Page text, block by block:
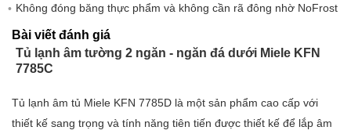
Ngăn đá
71 l
Thời gian lưu trữ trong trường hợp lỗi
Công suất tủ đông
6 kg
Độ ồn
Điện áp
220-240V
Đánh giá cầu chì
10 A
Không đóng băng thực phẩm và không cần rã đông nhờ NoFrost
Bài viết đánh giá
Tủ lạnh âm tường 2 ngăn - ngăn đá dưới Miele KFN
7785C
Tủ lạnh âm tủ Miele KFN 7785D là một sản phẩm cao cấp với
thiết kế sang trọng và tính năng tiên tiến được thiết kế để lắp âm